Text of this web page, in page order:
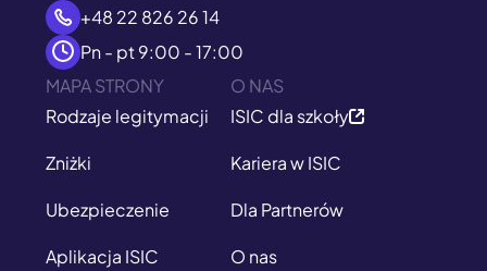
+48 22 826 26 14
Pn - pt 9:00 - 17:00
MAPA STRONY
Rodzaje legitymacji
Zniżki
Ubezpieczenie
Aplikacja ISIC
O NAS
ISIC dla szkoły
Kariera w ISIC
Dla Partnerów
O nas